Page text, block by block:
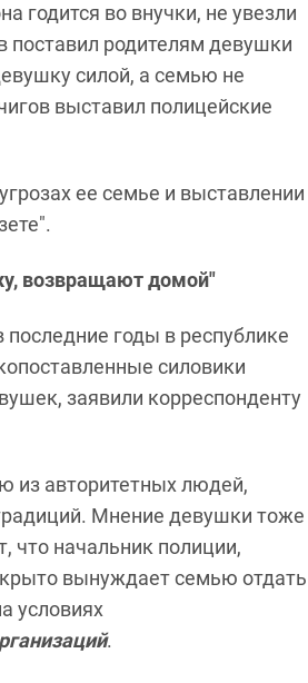
годится во внучки, не увезли
поставил родителям девушки
силой, а семью не
выставил полицейские
ее семье и выставлении
возвращают домой"
годы в республике
силовики
заявили корреспонденту
из авторитетных людей,
Мнение девушки тоже
что начальник полиции,
вынуждает семью отдать
условиях
.